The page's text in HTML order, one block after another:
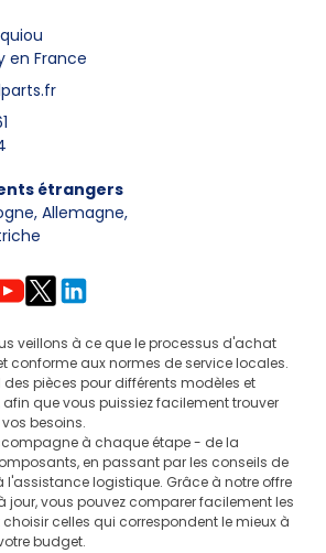
en France
étrangers
Allemagne,
veillons à ce que le processus d'achat
conforme aux normes de service locales.
pièces pour différents modèles et
que vous puissiez facilement trouver
besoins.
à chaque étape - de la
en passant par les conseils de
l'assistance logistique. Grâce à notre offre
vous pouvez comparer facilement les
celles qui correspondent le mieux à
budget.